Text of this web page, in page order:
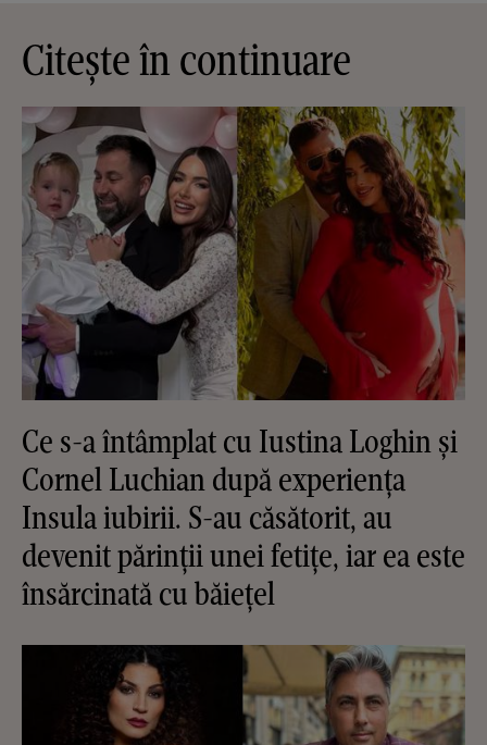
Citește în continuare
Ce s-a întâmplat cu Iustina Loghin și
Cornel Luchian după experiența
Insula iubirii. S-au căsătorit, au
devenit părinții unei fetițe, iar ea este
însărcinată cu băiețel